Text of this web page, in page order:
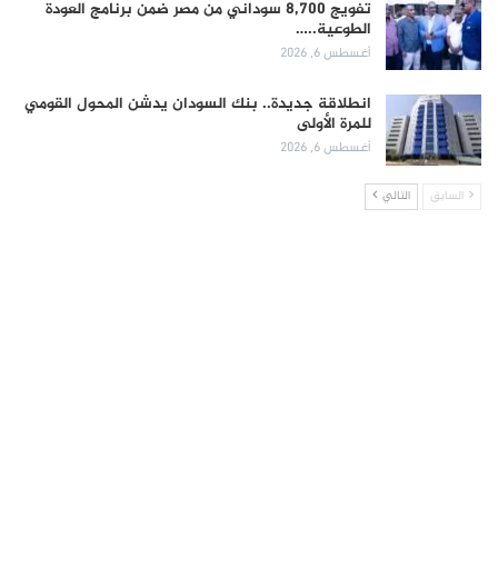
تفويج 8,700 سوداني من مصر ضمن برنامج العودة
الطوعية..…
أغسطس 6, 2026
انطلاقة جديدة.. بنك السودان يدشن المحول القومي
للمرة الأولى
أغسطس 6, 2026
السابق التالي